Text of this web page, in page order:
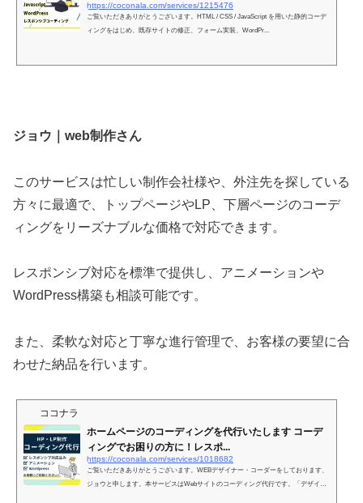
https://coconala.com/services/1215476
ご覧いただきありがとうございます。HTML / CSS / JavaScript を用いた静的コーデ
ィングをはじめ、既存サイトの修正、フォーム実装、WordPr...
ジョウ｜web制作さん
このサービスは忙しい制作会社様や、外注先を探している
方々に最適で、トップページやLP、下層ページのコーデ
ィングをリーズナブルな価格で対応できます。
レスポンシブ対応を標準で提供し、アニメーションや
WordPress構築も相談可能です。
また、柔軟な対応と丁寧な進行管理で、お客様の要望に合
わせた納品を行います。
ココナラ
ホームページのコーディングを代行いたします コーデ
ィングでお困りの方に！レスポ...
https://coconala.com/services/1018682
ご覧いただきありがとうございます。WEBデザイナー・コーダーをしております、
ジョウと申します。本サービスはWebサイトのコーディング代行です。「デザイン